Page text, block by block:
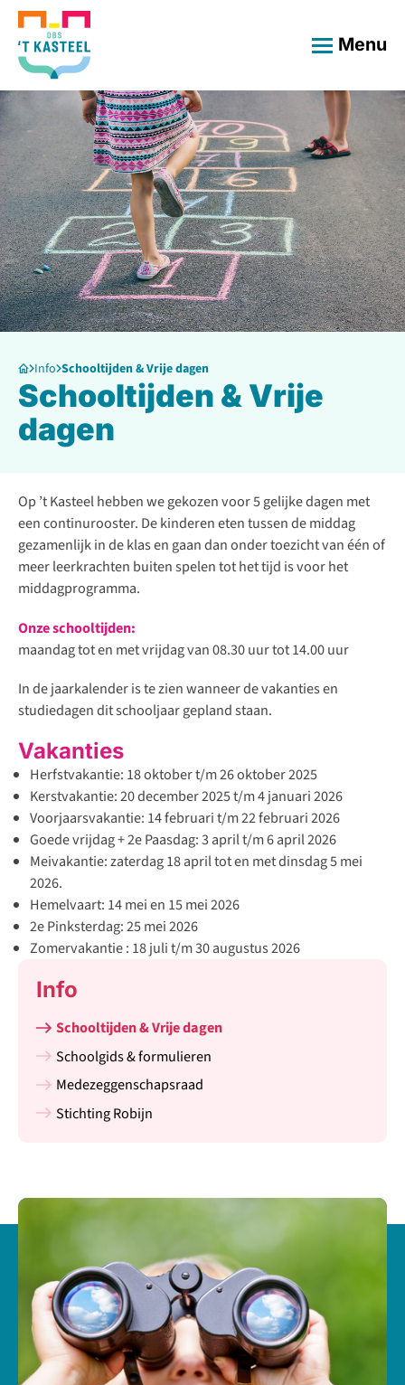
Menu
Info Schooltijden & Vrije dagen
Schooltijden & Vrije
dagen
Op ’t Kasteel hebben we gekozen voor 5 gelijke dagen met
een continurooster. De kinderen eten tussen de middag
gezamenlijk in de klas en gaan dan onder toezicht van één of
meer leerkrachten buiten spelen tot het tijd is voor het
middagprogramma.
Onze schooltijden:
maandag tot en met vrijdag van 08.30 uur tot 14.00 uur
In de jaarkalender is te zien wanneer de vakanties en
studiedagen dit schooljaar gepland staan.
Vakanties
Herfstvakantie: 18 oktober t/m 26 oktober 2025
Kerstvakantie: 20 december 2025 t/m 4 januari 2026
Voorjaarsvakantie: 14 februari t/m 22 februari 2026
Goede vrijdag + 2e Paasdag: 3 april t/m 6 april 2026
Meivakantie: zaterdag 18 april tot en met dinsdag 5 mei
2026.
Hemelvaart: 14 mei en 15 mei 2026
2e Pinksterdag: 25 mei 2026
Zomervakantie : 18 juli t/m 30 augustus 2026​
Info
Schooltijden & Vrije dagen
Schoolgids & formulieren
Medezeggenschapsraad
Stichting Robijn